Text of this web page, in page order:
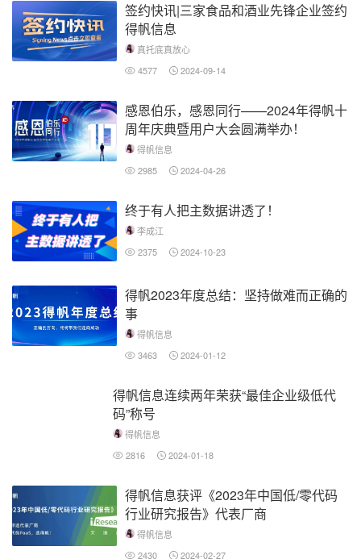
签约快讯|三家食品和酒业先锋企业签约
得帆信息
真托底真放心
4577
2024-09-14
感恩伯乐，感恩同行——2024年得帆十
周年庆典暨用户大会圆满举办！
得帆信息
2985
2024-04-26
终于有人把主数据讲透了！
李成江
2375
2024-10-23
得帆2023年度总结：坚持做难而正确的
事
得帆信息
3463
2024-01-12
得帆信息连续两年荣获“最佳企业级低代
码”称号
得帆信息
2816
2024-01-18
得帆信息获评《2023年中国低/零代码
行业研究报告》代表厂商
得帆信息
2430
2024-02-27